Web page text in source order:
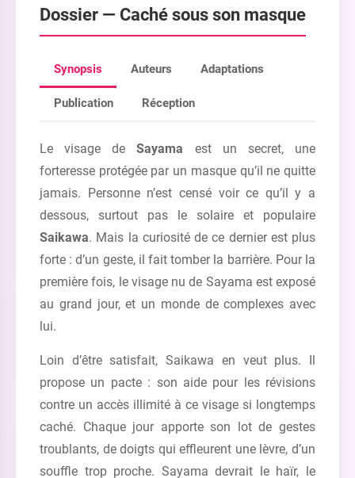
Dossier — Caché sous son masque
Synopsis Auteurs Adaptations
Publication Réception
Le visage deSayama est un secret, une
forteresse protégée par un masque qu’il ne quitte
jamais. Personne n’est censé voir ce qu’il y a
dessous, surtout pas le solaire et populaire
Saikawa. Mais la curiosité de ce dernier est plus
forte : d’un geste, il fait tomber la barrière. Pour la
première fois, le visage nu de Sayama est exposé
au grand jour, et un monde de complexes avec
lui.
Loin d’être satisfait, Saikawa en veut plus. Il
propose un pacte : son aide pour les révisions
contre un accès illimité à ce visage si longtemps
caché. Chaque jour apporte son lot de gestes
troublants, de doigts qui effleurent une lèvre, d’un
souffle trop proche. Sayama devrait le haïr, le